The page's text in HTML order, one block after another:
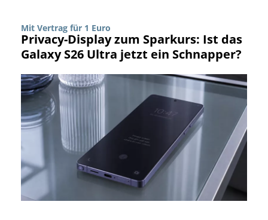
Mit Vertrag für 1 Euro
Privacy-Display zum Sparkurs: Ist das
Galaxy S26 Ultra jetzt ein Schnapper?